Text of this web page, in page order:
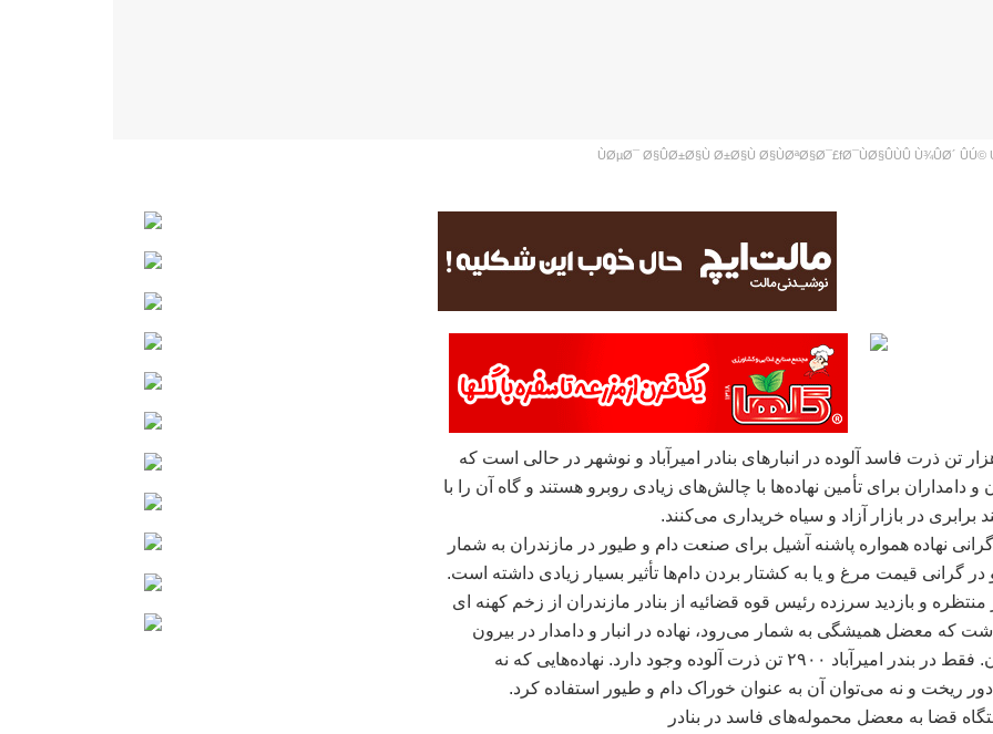
Ø¯ÙØ§ÛÙÛ Ù¾ÛØ´ ÛÚ©
۷ هزار تن ذرت فاسد آلوده در انبارهای بنادر امیرآباد و نوشهر در حالی است که
و دامداران برای تأمین نهاده‌ها با چالش‌های زیادی روبرو هستند و گاه آن را با
برابری در بازار آزاد و سیاه خریداری می‌کنند.
نهاده همواره پاشنه آشیل برای صنعت دام و طیور در مازندران به شمار
گرانی قیمت مرغ و یا به کشتار بردن دام‌ها تأثیر بسیار زیادی داشته است.
و بازدید سرزده رئیس قوه قضائیه از بنادر مازندران از زخم کهنه ای
که معضل همیشگی به شمار می‌رود، نهاده در انبار و دامدار در بیرون
سرگردان. فقط در بندر امیرآباد ۲۹۰۰ تن ذرت آلوده وجود دارد. نهاده‌هایی که نه
ریخت و نه می‌توان آن به عنوان خوراک دام و طیور استفاده کرد.
قضا به معضل محموله‌های فاسد در بنادر